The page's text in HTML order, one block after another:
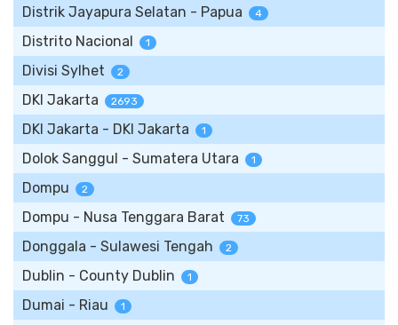
Distrik Jayapura Selatan - Papua 4
Distrito Nacional 1
Divisi Sylhet 2
DKI Jakarta 2693
DKI Jakarta - DKI Jakarta 1
Dolok Sanggul - Sumatera Utara 1
Dompu 2
Dompu - Nusa Tenggara Barat 73
Donggala - Sulawesi Tengah 2
Dublin - County Dublin 1
Dumai - Riau 1